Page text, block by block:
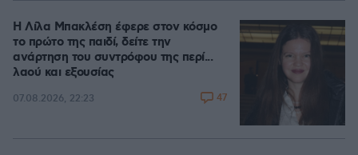
Η Λίλα Μπακλέση έφερε στον κόσμο
το πρώτο της παιδί, δείτε την
ανάρτηση του συντρόφου της περί...
λαού και εξουσίας
07.08.2026, 22:23 47